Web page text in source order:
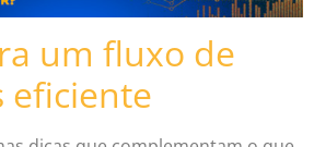
um fluxo de
eficiente